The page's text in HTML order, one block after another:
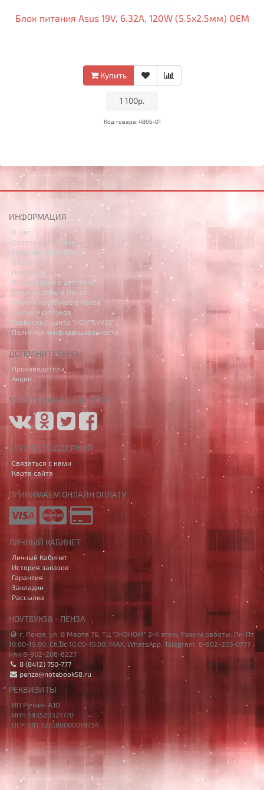
Блок питания Asus 19V, 6.32A, 120W (5.5x2.5мм) OEM
Купить
1 100р.
Код товара: 4806-01
ИНФОРМАЦИЯ
О Нас
Оплата и доставка
Бонусная программа
Оптовики
Партнёры
Информация о доставке
Услуги и цены в Пензе
Ремонт ноутбуков в Пензе
Скупка ноутбуков
Сервисный центр "НОУТБУК58"
Политика конфиденциальности
ДОПОЛНИТЕЛЬНО
Производители
Акции
МЫ В СОЦИАЛЬНЫХ СЕТЯХ
СЛУЖБА ПОДДЕРЖКИ
Связаться с нами
Карта сайта
ПРИНИМАЕМ ОНЛАЙН ОПЛАТУ
ЛИЧНЫЙ КАБИНЕТ
Личный Кабинет
История заказов
Гарантия
Закладки
Рассылка
НОУТБУК58 - ПЕНЗА
г. Пенза, ул. 8 Марта 7Б, ТЦ "ЭКОНОМ" 2-й этаж. Режим работы: Пн-Пт
10:00-19:00, Сб,Вс 10:00-15:00. MAX, WhatsApp, Telegram: 8-902-205-0777
или 8-902-206-6227
8 (8412) 750-777
penza@notebook58.ru
РЕКВИЗИТЫ
ИП Ручкин А.Ю.
ИНН 583520321770
ОГРНИП 325580000019734